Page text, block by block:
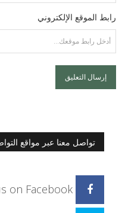
رابط الموقع الإلكتروني
تواصل معنا عبر مواقع
on Facebook